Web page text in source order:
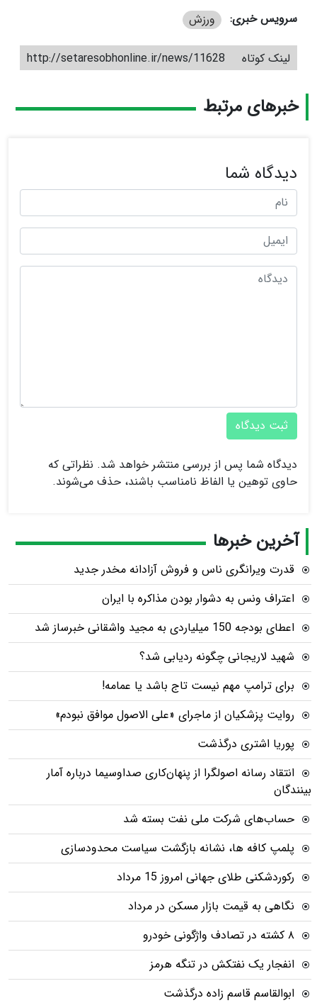
سرویس خبری: ورزش
لینک کوتاه http://setaresobhonline.ir/news/11628
خبرهای مرتبط
دیدگاه شما
ثبت دیدگاه
دیدگاه شما پس از بررسی منتشر خواهد شد. نظراتی که
حاوی توهین یا الفاظ نامناسب باشند، حذف می‌شوند.
آخرین خبرها
قدرت ویرانگری ناس و فروش آزادانه مخدر جدید
اعتراف ونس به دشوار بودن مذاکره با ایران
اعطای بودجه 150 میلیاردی به مجید واشقانی خبرساز شد
شهید لاریجانی چگونه ردیابی شد؟
برای ترامپ مهم نیست تاج باشد یا عمامه!
روایت پزشکیان از ماجرای «علی الاصول موافق نبودم»
پوریا اشتری درگذشت
انتقاد رسانه اصولگرا از پنهان‌کاری صداوسیما درباره آمار
حساب‌های شرکت ملی نفت بسته شد
پلمپ کافه ها، نشانه بازگشت سیاست محدودسازی
رکوردشکنی طلای جهانی امروز 15 مرداد
نگاهی به قیمت بازار مسکن در مرداد
۸ کشته در تصادف واژگونی خودرو
انفجار یک نفتکش در تنگه هرمز
ابوالقاسم قاسم زاده درگذشت